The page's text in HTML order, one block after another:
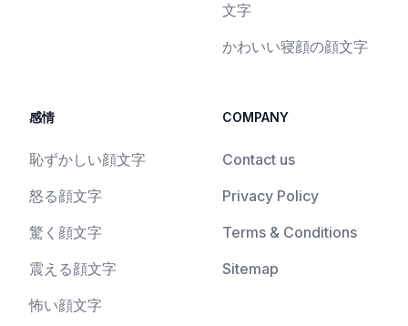
文字
かわいい寝顔の顔文字
感情
恥ずかしい顔文字
怒る顔文字
驚く顔文字
震える顔文字
怖い顔文字
COMPANY
Contact us
Privacy Policy
Terms & Conditions
Sitemap